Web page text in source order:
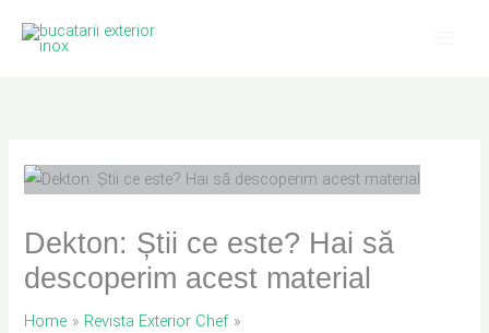
Dekton: Știi ce este? Hai să
descoperim acest material
Home
Revista Exterior Chef